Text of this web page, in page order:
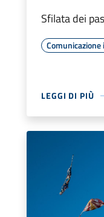
Sfilata dei
LEGGI DI PIÙ